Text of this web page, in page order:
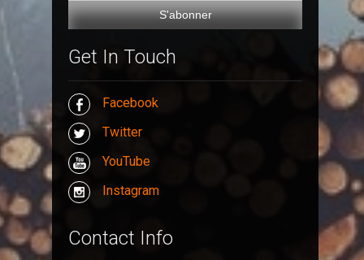
Get In Touch
Facebook
Twitter
YouTube
Instagram
Contact Info